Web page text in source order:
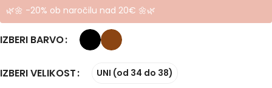
🌿🌼 -20% ob naročilu nad 20€ 🌼🌿
IZBERI BARVO
IZBERI VELIKOST UNI (od 34 do 38)